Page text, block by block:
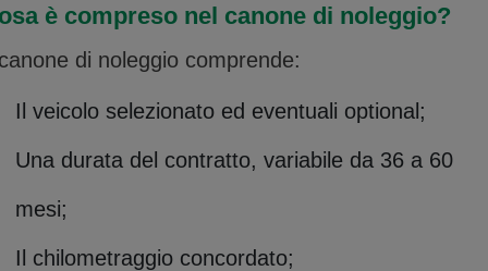
è compreso nel canone di noleggio?
di noleggio comprende:
Il veicolo selezionato ed eventuali optional;
Una durata del contratto, variabile da 36 a 60
mesi;
Il chilometraggio concordato;